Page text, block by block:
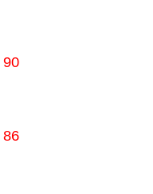
学制学费
90
86